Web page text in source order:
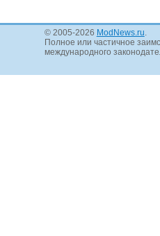
© 2005-2026 ModNews.ru
Полное или частичное
международного